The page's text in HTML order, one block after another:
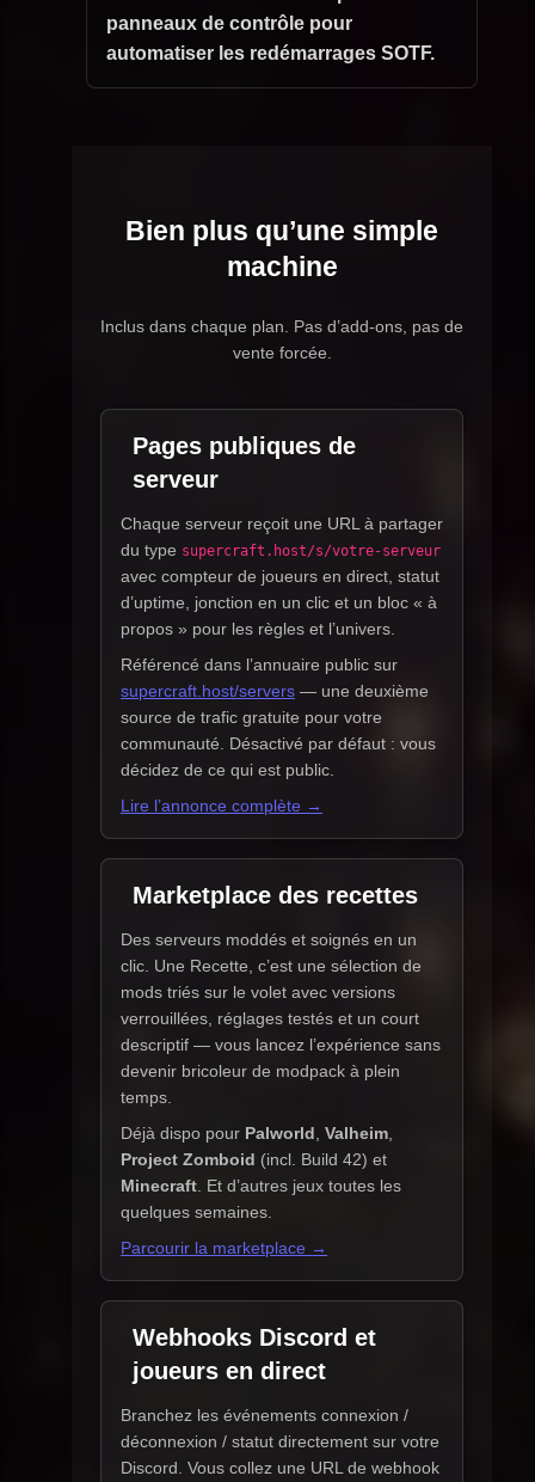
panneaux de contrôle pour
automatiser les redémarrages SOTF.
Bien plus qu’une simple
machine
Inclus dans chaque plan. Pas d’add-ons, pas de
vente forcée.
Pages publiques de
serveur
Chaque serveur reçoit une URL à partager
du type supercraft.host/s/votre-serveur
avec compteur de joueurs en direct, statut
d’uptime, jonction en un clic et un bloc « à
propos » pour les règles et l’univers.
Référencé dans l’annuaire public sur
supercraft.host/servers — une deuxième
source de trafic gratuite pour votre
communauté. Désactivé par défaut : vous
décidez de ce qui est public.
Lire l’annonce complète →
Marketplace des recettes
Des serveurs moddés et soignés en un
clic. Une Recette, c’est une sélection de
mods triés sur le volet avec versions
verrouillées, réglages testés et un court
descriptif — vous lancez l’expérience sans
devenir bricoleur de modpack à plein
temps.
Déjà dispo pour Palworld Valheim
Project Zomboid (incl. Build 42) et
Minecraft . Et d’autres jeux toutes les
quelques semaines.
Parcourir la marketplace →
Webhooks Discord et
joueurs en direct
Branchez les événements connexion /
déconnexion / statut directement sur votre
Discord. Vous collez une URL de webhook